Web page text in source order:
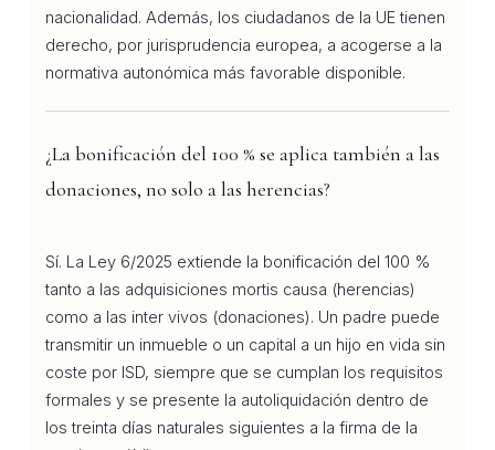
nacionalidad. Además, los ciudadanos de la UE tienen
derecho, por jurisprudencia europea, a acogerse a la
normativa autonómica más favorable disponible.
¿La bonificación del 100 % se aplica también a las
donaciones, no solo a las herencias?
Sí. La Ley 6/2025 extiende la bonificación del 100 %
tanto a las adquisiciones mortis causa (herencias)
como a las inter vivos (donaciones). Un padre puede
transmitir un inmueble o un capital a un hijo en vida sin
coste por ISD, siempre que se cumplan los requisitos
formales y se presente la autoliquidación dentro de
los treinta días naturales siguientes a la firma de la